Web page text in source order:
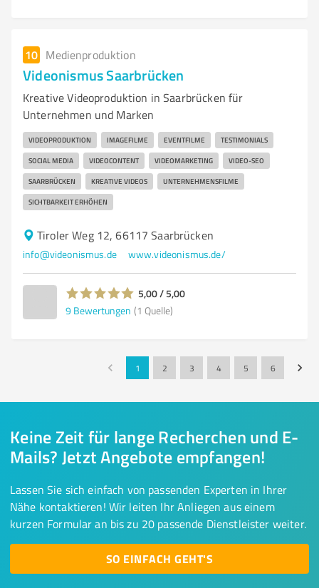
10 Medienproduktion
Videonismus Saarbrücken
Kreative Videoproduktion in Saarbrücken für
Unternehmen und Marken
VIDEOPRODUKTION IMAGEFILME EVENTFILME TESTIMONIALS
SOCIAL MEDIA VIDEOCONTENT VIDEOMARKETING VIDEO-SEO
SAARBRÜCKEN KREATIVE VIDEOS UNTERNEHMENSFILME
SICHTBARKEIT ERHÖHEN
Tiroler Weg 12, 66117 Saarbrücken
info@videonismus.de www.videonismus.de/
5,00 / 5,00
9 Bewertungen (1 Quelle)
1 2 3 4 5 6
Keine Zeit für lange Recherchen und E-
Mails? Jetzt Angebote empfangen!
Lassen Sie sich einfach von passenden Experten in Ihrer
Nähe kontaktieren! Wir leiten Ihr Anliegen aus einem
kurzen Formular an bis zu 20 passende Dienstleister weiter.
SO EINFACH GEHT'S